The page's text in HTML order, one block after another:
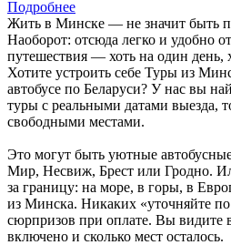
Подробнее
Жить в Минске — не значит быть
Наоборот: отсюда легко и удобно
путешествия — хоть на один день,
Хотите устроить себе Туры из
автобусе по Беларуси? У нас вы
туры с реальными датами выезда,
свободными местами.
Это могут быть уютные
Мир, Несвиж, Брест или Гродно.
за границу: на море, в горы, в
из Минска. Никаких «уточняйте
сюрпризов при оплате. Вы видите
включено и сколько мест осталось.